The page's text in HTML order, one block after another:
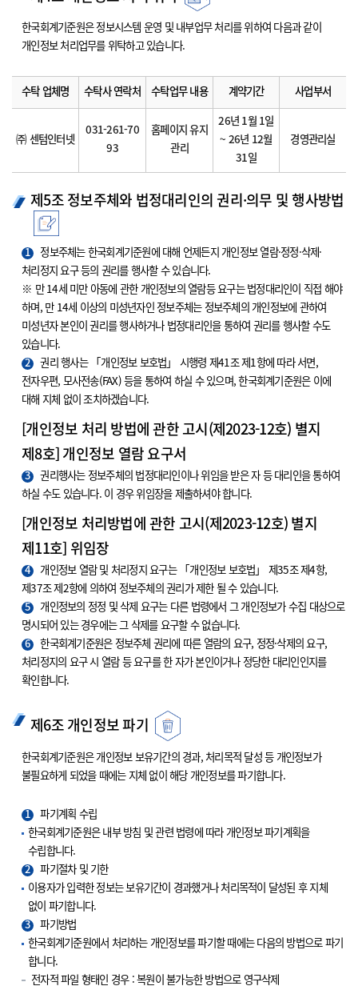
한국회계기준원은 정보시스템 운영 및 내부업무 처리를 위하여 다음과 같이
개인정보 처리업무를 위탁하고 있습니다.
수탁 업체명 수탁사 연락처 수탁업무 내용 계약기간 사업부서
㈜ 센텀인터넷
031-261-70
93
홈페이지 유지
관리
26년 1월 1일
~ 26년 12월
31일
경영관리실
제5조 정보주체와 법정대리인의 권리·의무 및 행사방법
1
정보주체는 한국회계기준원에 대해 언제든지 개인정보 열람·정정·삭제·
처리정지 요구 등의 권리를 행사할 수 있습니다.
※ 만 14세 미만 아동에 관한 개인정보의 열람등 요구는 법정대리인이 직접 해야
하며, 만 14세 이상의 미성년자인 정보주체는 정보주체의 개인정보에 관하여
미성년자 본인이 권리를 행사하거나 법정대리인을 통하여 권리를 행사할 수도
있습니다.
2
권리 행사는 「개인정보 보호법」 시행령 제41조 제1항에 따라 서면,
전자우편, 모사전송(FAX) 등을 통하여 하실 수 있으며, 한국회계기준원은 이에
대해 지체 없이 조치하겠습니다.
[개인정보 처리 방법에 관한 고시(제2023-12호) 별지
제8호] 개인정보 열람 요구서
3
권리행사는 정보주체의 법정대리인이나 위임을 받은 자 등 대리인을 통하여
하실 수도 있습니다. 이 경우 위임장을 제출하셔야 합니다.
[개인정보 처리방법에 관한 고시(제2023-12호) 별지
제11호] 위임장
4
개인정보 열람 및 처리정지 요구는 「개인정보 보호법」 제35조 제4항,
제37조 제2항에 의하여 정보주체의 권리가 제한 될 수 있습니다.
5
개인정보의 정정 및 삭제 요구는 다른 법령에서 그 개인정보가 수집 대상으로
명시되어 있는 경우에는 그 삭제를 요구할 수 없습니다.
6
한국회계기준원은 정보주체 권리에 따른 열람의 요구, 정정·삭제의 요구,
처리정지의 요구 시 열람 등 요구를 한 자가 본인이거나 정당한 대리인인지를
확인합니다.
제6조 개인정보 파기
한국회계기준원은 개인정보 보유기간의 경과, 처리목적 달성 등 개인정보가
불필요하게 되었을 때에는 지체 없이 해당 개인정보를 파기합니다.
1
파기계획 수립
한국회계기준원은 내부 방침 및 관련 법령에 따라 개인정보 파기계획을
수립합니다.
2
파기절차 및 기한
이용자가 입력한 정보는 보유기간이 경과했거나 처리목적이 달성된 후 지체
없이 파기합니다.
3
파기방법
한국회계기준원에서 처리하는 개인정보를 파기할 때에는 다음의 방법으로 파기
합니다.
전자적 파일 형태인 경우 : 복원이 불가능한 방법으로 영구삭제